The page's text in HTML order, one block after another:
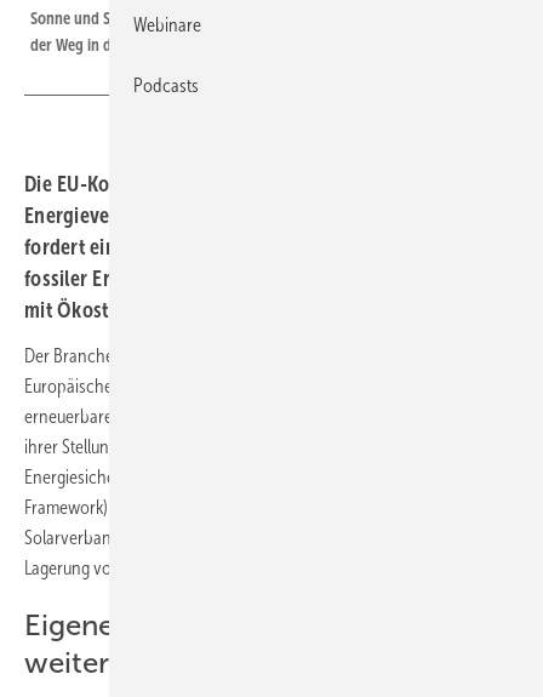
Sonne und Speicher nutzen, statt nur Kohle, Öl und Gas zu lagern: So sollte
der Weg in die Energiesicherheit in Zukunft aussehen.
Die EU-Kommission will den Sicherheitsrahmen für die
Energieversorgung überarbeiten. Die Solarbranche
fordert ein Umdenken: weg von der Lagerhaltung
fossiler Energien hin zu einem aktiven Sicherheitssystem
mit Ökostrom und Speichern.
Der Branchenverband Solarpower Europe fordert, dass die
Europäische Union ihre Strategie zur Energiesicherheit auf
erneuerbare Energien, Flexibilität und Elektrifizierung ausrichtet. In
ihrer Stellungnahme zur Überarbeitung des EU-
Energiesicherheitsrahmens (Revision of the EU Energy Security
Framework) durch die EU-Kommission plädiert der europäische
Solarverband für eine europäische Energieresilienz, die über die
Lagerung von fossilen Brennstoffen für Notfälle hinausgeht.
Eigenes Energiesystem
weiterentwickeln
Webinare
Podcasts